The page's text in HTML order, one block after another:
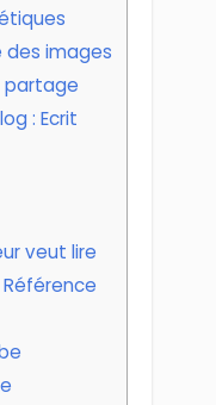
des images
partage
: Ecrit
veut lire
Référence